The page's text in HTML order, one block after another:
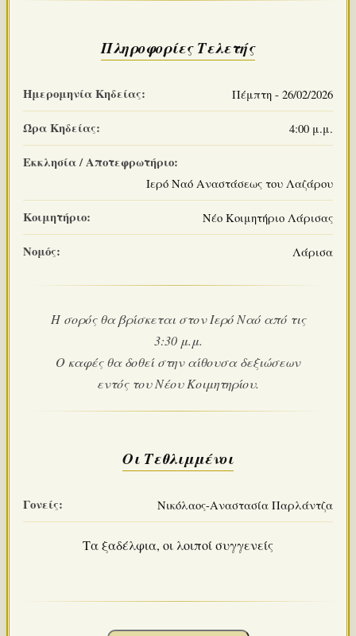
Πληροφορίες Τελετής
Ημερομηνία Κηδείας: Πέμπτη - 26/02/2026
Ώρα Κηδείας: 4:00 μ.μ.
Εκκλησία / Αποτεφρωτήριο:
Ιερό Ναό Αναστάσεως του Λαζάρου
Κοιμητήριο: Νέο Κοιμητήριο Λάρισας
Νομός: Λάρισα
Η σορός θα βρίσκεται στον Ιερό Ναό από τις
3:30 μ.μ.
Ο καφές θα δοθεί στην αίθουσα δεξιώσεων
εντός του Νέου Κοιμητηρίου.
Οι Τεθλιμμένοι
Γονείς: Νικόλαος-Αναστασία Παρλάντζα
Τα ξαδέλφια, οι λοιποί συγγενείς